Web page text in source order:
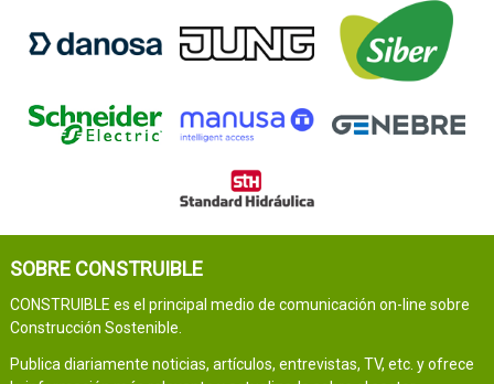
SOBRE CONSTRUIBLE
CONSTRUIBLE es el principal medio de comunicación on-line sobre
Construcción Sostenible.
Publica diariamente noticias, artículos, entrevistas, TV, etc. y ofrece